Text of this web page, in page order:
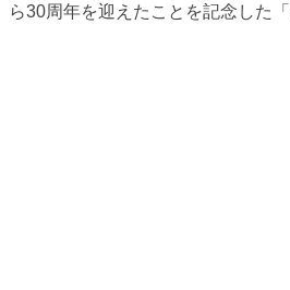
ら30周年を迎えたことを記念した「